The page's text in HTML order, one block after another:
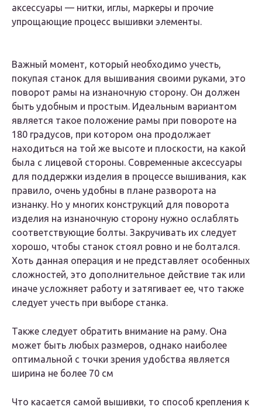
аксессуары — нитки, иглы, маркеры и прочие
упрощающие процесс вышивки элементы.
Важный момент, который необходимо учесть,
покупая станок для вышивания своими руками, это
поворот рамы на изнаночную сторону. Он должен
быть удобным и простым. Идеальным вариантом
является такое положение рамы при повороте на
180 градусов, при котором она продолжает
находиться на той же высоте и плоскости, на какой
была с лицевой стороны. Современные аксессуары
для поддержки изделия в процессе вышивания, как
правило, очень удобны в плане разворота на
изнанку. Но у многих конструкций для поворота
изделия на изнаночную сторону нужно ослаблять
соответствующие болты. Закручивать их следует
хорошо, чтобы станок стоял ровно и не болтался.
Хоть данная операция и не представляет особенных
сложностей, это дополнительное действие так или
иначе усложняет работу и затягивает ее, что также
следует учесть при выборе станка.
Также следует обратить внимание на раму. Она
может быть любых размеров, однако наиболее
оптимальной с точки зрения удобства является
ширина не более 70 см
Что касается самой вышивки, то способ крепления к